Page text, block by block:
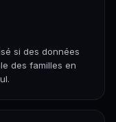
si des données
des familles en